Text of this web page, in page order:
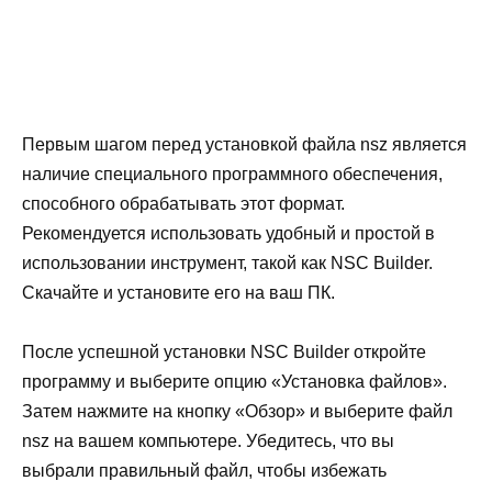
Первым шагом перед установкой файла nsz является
наличие специального программного обеспечения,
способного обрабатывать этот формат.
Рекомендуется использовать удобный и простой в
использовании инструмент, такой как NSC Builder.
Скачайте и установите его на ваш ПК.
После успешной установки NSC Builder откройте
программу и выберите опцию «Установка файлов».
Затем нажмите на кнопку «Обзор» и выберите файл
nsz на вашем компьютере. Убедитесь, что вы
выбрали правильный файл, чтобы избежать